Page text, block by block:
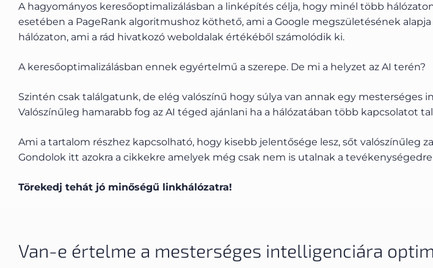
A hagyományos keresőoptimalizálásban a linképítés célja, hogy minél több
esetében a PageRank algoritmushoz köthető, ami a Google megszületésének
hálózaton, ami a rád hivatkozó weboldalak értékéből számolódik ki.
A keresőoptimalizálásban ennek egyértelmű a szerepe. De mi a helyzet az AI terén?
Szintén csak találgatunk, de elég valószínű hogy súlya van annak egy
Valószínűleg hamarabb fog az AI téged ajánlani ha a hálózatában több kapcsolatot
Ami a tartalom részhez kapcsolható, hogy kisebb jelentősége lesz, sőt valószínűleg
Gondolok itt azokra a cikkekre amelyek még csak nem is utalnak a
Törekedj tehát jó minőségű linkhálózatra!
Van-e értelme a mesterséges intelligenciára